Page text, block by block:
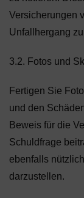
Versicherungen
Unfallhergang
3.2. Fotos und
Fertigen Sie
und den
Beweis für die
Schuldfrage
ebenfalls
darzustellen.